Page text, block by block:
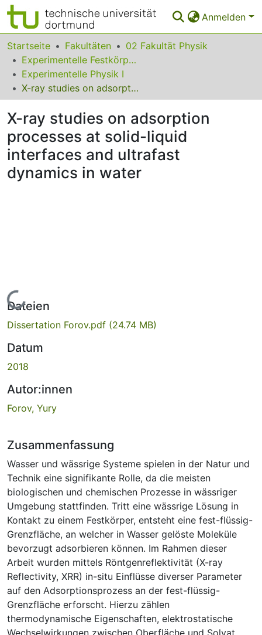
Anmelden
Bereiche & Sammlungen
Das gesamte Repositorium
Statistiken
FAQ
Leitlinien
Zurück zur Startseite
Startseite Fakultäten
02 Fakultät Physik
Experimentelle Festkörperphysik
Experimentelle Physik I
X-ray studies on adsorption processes at solid-liquid interfaces and ultrafast dynamics in water
X-ray studies on adsorption
processes at solid-liquid
interfaces and ultrafast
dynamics in water
Lade...
Dateien
Dissertation Forov.pdf (24.74 MB)
Datum
2018
Autor:innen
Forov, Yury
Zusammenfassung
Wasser und wässrige Systeme spielen in der Natur und
Technik eine signifikante Rolle, da die meisten
biologischen und chemischen Prozesse in wässriger
Umgebung stattfinden. Tritt eine wässrige Lösung in
Kontakt zu einem Festkörper, entsteht eine fest-flüssig-
Grenzfläche, an welcher in Wasser gelöste Moleküle
bevorzugt adsorbieren können. Im Rahmen dieser
Arbeit wurden mittels Röntgenreflektivität (X-ray
Reflectivity, XRR) in-situ Einflüsse diverser Parameter
auf den Adsorptionsprozess an der fest-flüssig-
Grenzfläche erforscht. Hierzu zählen
thermodynamische Eigenschaften, elektrostatische
Wechselwirkungen zwischen Oberfläche und Solvat,